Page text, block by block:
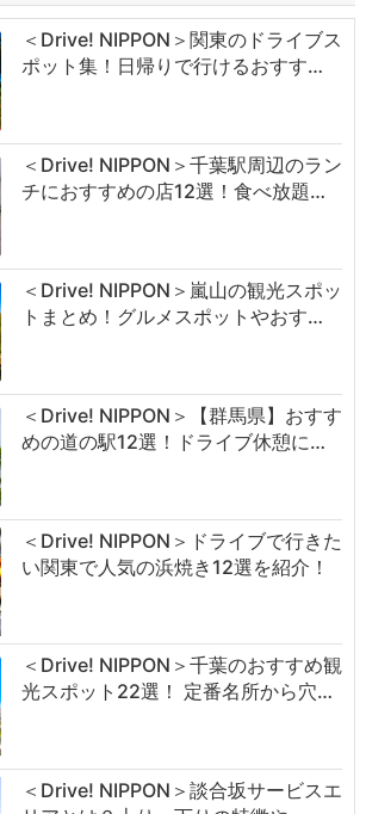
＜Drive! NIPPON＞関東のドライブス
ポット集！日帰りで行けるおすす…
＜Drive! NIPPON＞千葉駅周辺のラン
チにおすすめの店12選！食べ放題…
＜Drive! NIPPON＞嵐山の観光スポッ
トまとめ！グルメスポットやおす…
＜Drive! NIPPON＞【群馬県】おすす
めの道の駅12選！ドライブ休憩に…
＜Drive! NIPPON＞ドライブで行きた
い関東で人気の浜焼き12選を紹介！
＜Drive! NIPPON＞千葉のおすすめ観
光スポット22選！ 定番名所から穴…
＜Drive! NIPPON＞談合坂サービスエ